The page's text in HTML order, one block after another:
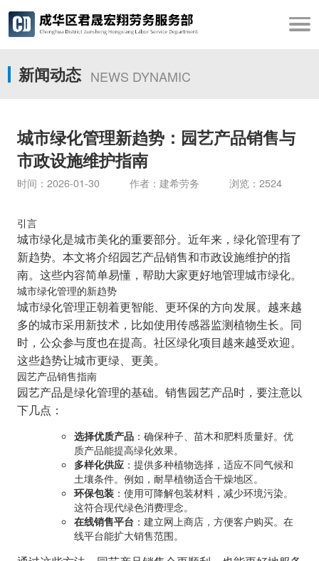
新闻动态 NEWS DYNAMIC
城市绿化管理新趋势：园艺产品销售与
市政设施维护指南
时间：2026-01-30 作者：建希劳务 浏览：2524
引言
城市绿化是城市美化的重要部分。近年来，绿化管理有了
新趋势。本文将介绍园艺产品销售和市政设施维护的指
南。这些内容简单易懂，帮助大家更好地管理城市绿化。
城市绿化管理的新趋势
城市绿化管理正朝着更智能、更环保的方向发展。越来越
多的城市采用新技术，比如使用传感器监测植物生长。同
时，公众参与度也在提高。社区绿化项目越来越受欢迎。
这些趋势让城市更绿、更美。
园艺产品销售指南
园艺产品是绿化管理的基础。销售园艺产品时，要注意以
下几点：
选择优质产品：确保种子、苗木和肥料质量好。优
质产品能提高绿化效果。
多样化供应：提供多种植物选择，适应不同气候和
土壤条件。例如，耐旱植物适合干燥地区。
环保包装：使用可降解包装材料，减少环境污染。
这符合现代绿色消费理念。
在线销售平台 ：建立网上商店，方便客户购买。在
线平台能扩大销售范围。